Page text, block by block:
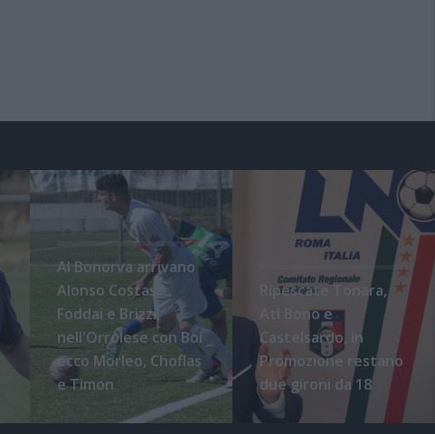
Al Bonorva arrivano
Alonso Costas,
Foddai e Brizzi,
nell'Orrolese con Boi
ecco Morleo, Choflas
e Timon
Ripescate Tonara,
Atl Bono e
Castelsardo, in
Promozione restano
due gironi da 18